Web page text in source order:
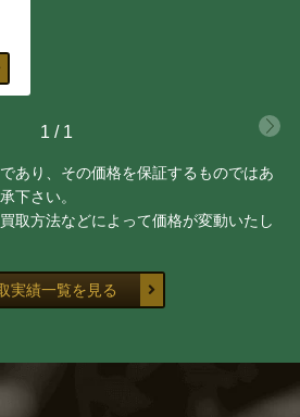
1 / 1
あり、その価格を保証するものではあ
下さい。
取方法などによって価格が変動いたし
実績一覧を見る